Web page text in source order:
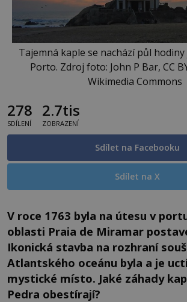
Tajemná kaple se nachází půl
Porto. Zdroj foto: John P Bar, CC
Wikimedia Commons
278
SDÍLENÍ
2.7tis
ZOBRAZENÍ
Sdílet na Facebooku
Sdílet na X
V roce 1763 byla na útesu v
oblasti Praia de Miramar
Ikonická stavba na rozhraní
Atlantského oceánu byla a je
mystické místo. Jaké záhady
Pedra obestírají?